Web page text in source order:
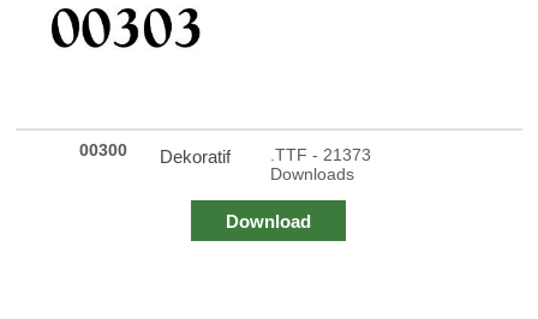
00300 Dekoratif
.TTF - 21373
Downloads
Download